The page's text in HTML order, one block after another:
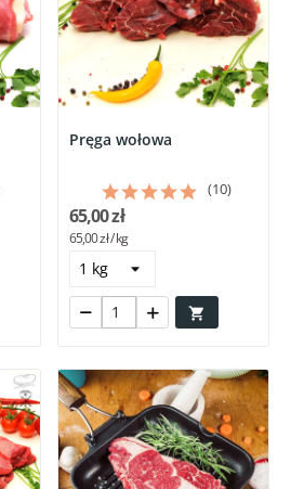
Pręga wołowa
(10)

65,00 zł
65,00 zł / kg